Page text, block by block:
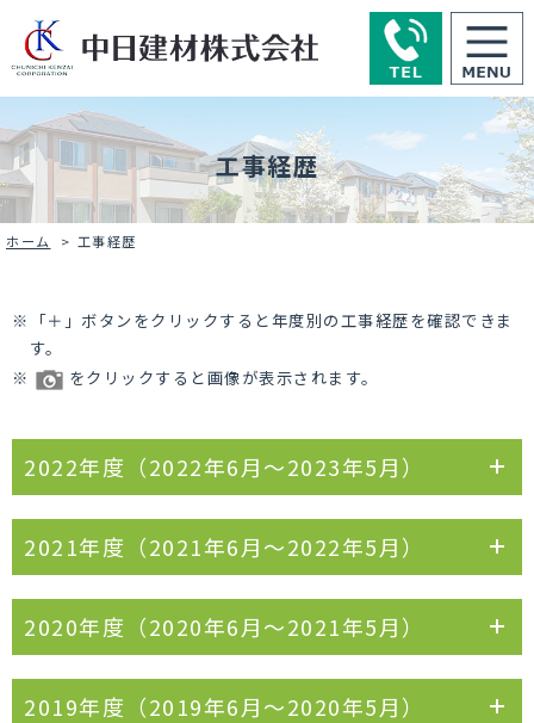
工事経歴
ホーム > 工事経歴
「＋」ボタンをクリックすると年度別の工事経歴を確認できま
す。
をクリックすると画像が表示されます。
2022年度（2022年6月〜2023年5月）
2021年度（2021年6月〜2022年5月）
2020年度（2020年6月〜2021年5月）
2019年度（2019年6月〜2020年5月）